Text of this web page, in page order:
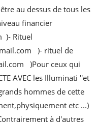
au dessus de tous les
financier
)- Rituel
)- rituel de
)Pour ceux qui
AVEC les Illuminati ''et
hommes de cette
etc ...)
à d'autres